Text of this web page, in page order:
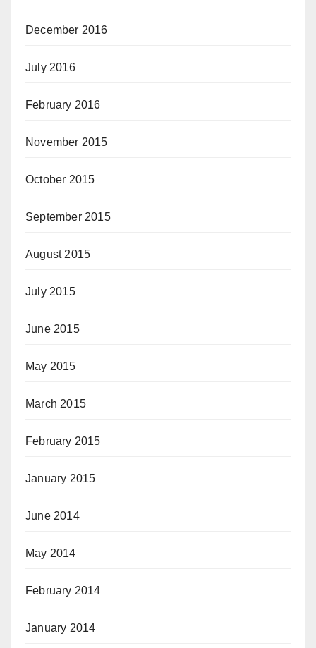
December 2016
July 2016
February 2016
November 2015
October 2015
September 2015
August 2015
July 2015
June 2015
May 2015
March 2015
February 2015
January 2015
June 2014
May 2014
February 2014
January 2014